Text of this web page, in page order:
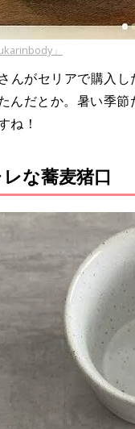
」
がセリアで購入
んだとか。暑い季
ね！
レな蕎麦猪口